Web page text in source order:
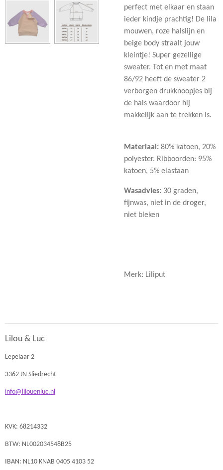
perfect met elkaar en staan
ieder kindje prachtig! De lila
mouwen, roze halslijn en
beige body straalt jouw
kleintje! Super gezellige
sweater. Tot en met maat
86/92 heeft de sweater 2
verborgen drukknoopjes bij
de hals waardoor hij
makkelijk aan te trekken is.
Materiaal: 80% katoen, 20%
polyester. Ribboorden: 95%
katoen, 5% elastaan
Wasadvies: 30 graden,
fijnwas, niet in de droger,
niet bleken
Merk: Liliput
Lilou & Luc
Lepelaar 2
3362 JN Sliedrecht
info@lilouenluc.nl
KVK: 68214332
BTW: NL002034548B25
IBAN: NL10 KNAB 0405 4103 52